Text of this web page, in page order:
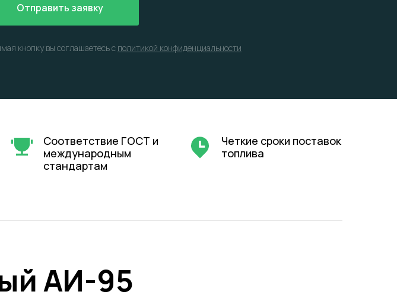
Отправить заявку
кнопку вы соглашаетесь с политикой конфиденциальности
Соответствие ГОСТ и
международным
стандартам
Четкие сроки поставок
топлива
АИ-95